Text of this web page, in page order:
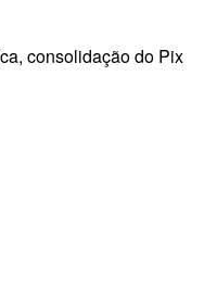
consolidação do Pix